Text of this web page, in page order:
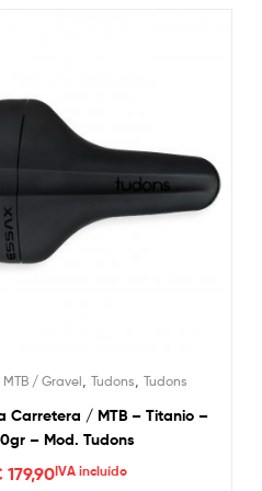
MTB / Gravel Tudons Tudons
Carretera / MTB – Titanio –
– Mod. Tudons
179,90IVA incluído